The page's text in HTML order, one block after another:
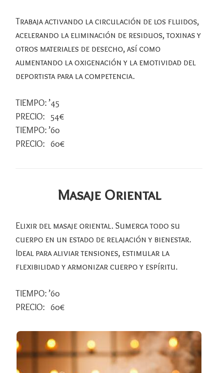
Trabaja activando la circulación de los fluidos,
acelerando la eliminación de residuos, toxinas y
otros materiales de desecho, así como
aumentando la oxigenación y la emotividad del
deportista para la competencia.
TIEMPO: ’45
PRECIO: 54€
TIEMPO: ’60
PRECIO: 60€
Masaje Oriental
Elixir del masaje oriental. Sumerga todo su
cuerpo en un estado de relajación y bienestar.
Ideal para aliviar tensiones, estimular la
flexibilidad y armonizar cuerpo y espíritu.
TIEMPO: ’60
PRECIO: 60€